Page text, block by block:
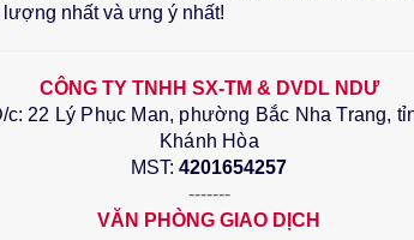
lượng nhất và ưng ý nhất!
CÔNG TY TNHH SX-TM & DVDL NDƯ
c: 22 Lý Phục Man, phường Bắc Nha Trang,
Khánh Hòa
MST:4201654257
-------
VĂN PHÒNG GIAO DỊCH